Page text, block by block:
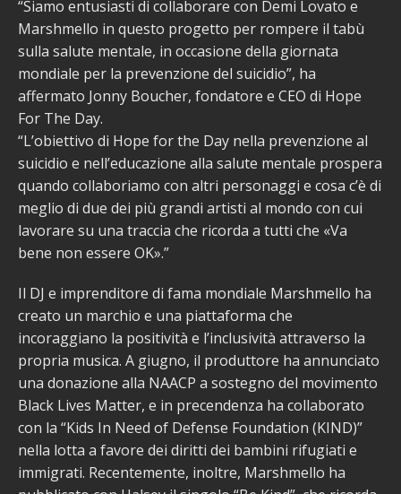
“Siamo entusiasti di collaborare con Demi Lovato e
Marshmello in questo progetto per rompere il tabù
sulla salute mentale, in occasione della giornata
mondiale per la prevenzione del suicidio”, ha
affermato Jonny Boucher, fondatore e CEO di Hope
For The Day.
“L’obiettivo di Hope for the Day nella prevenzione al
suicidio e nell’educazione alla salute mentale prospera
quando collaboriamo con altri personaggi e cosa c’è di
meglio di due dei più grandi artisti al mondo con cui
lavorare su una traccia che ricorda a tutti che «Va
bene non essere OK».”
Il DJ e imprenditore di fama mondiale Marshmello ha
creato un marchio e una piattaforma che
incoraggiano la positività e l’inclusività attraverso la
propria musica. A giugno, il produttore ha annunciato
una donazione alla NAACP a sostegno del movimento
Black Lives Matter, e in precendenza ha collaborato
con la “Kids In Need of Defense Foundation (KIND)”
nella lotta a favore dei diritti dei bambini rifugiati e
immigrati. Recentemente, inoltre, Marshmello ha